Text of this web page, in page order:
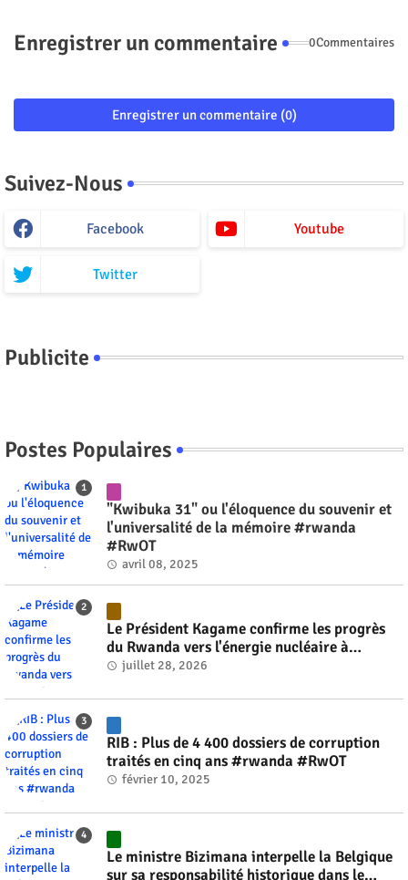
Enregistrer un commentaire 0Commentaires
Enregistrer un commentaire (0)
Suivez-Nous
Facebook Youtube
Twitter
Publicite
Postes Populaires
"Kwibuka 31" ou l'éloquence du souvenir et
l'universalité de la mémoire #rwanda
#RwOT
avril 08, 2025
Le Président Kagame confirme les progrès
du Rwanda vers l'énergie nucléaire à
l'horizon 2030 #rwanda #RwOT
juillet 28, 2026
RIB : Plus de 4 400 dossiers de corruption
traités en cinq ans #rwanda #RwOT
février 10, 2025
Le ministre Bizimana interpelle la Belgique
sur sa responsabilité historique dans le